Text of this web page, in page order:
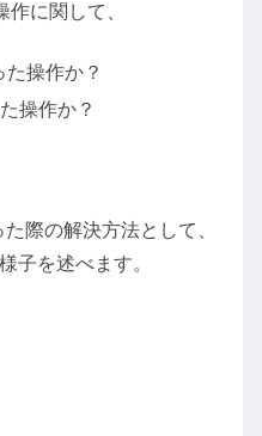
に関して、
操作か？
操作か？
際の解決方法として、
子を述べます。